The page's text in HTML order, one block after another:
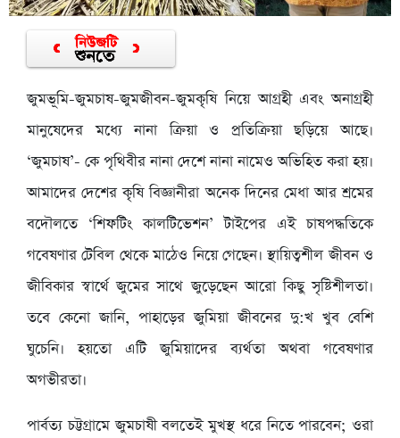
জুমভূমি-জুমচাষ-জুমজীবন-জুমকৃষি নিয়ে আগ্রহী এবং অনাগ্রহী
মানুষেদের মধ্যে নানা ক্রিয়া ও প্রতিক্রিয়া ছড়িয়ে আছে।
‘জুমচাষ’- কে পৃথিবীর নানা দেশে নানা নামেও অভিহিত করা হয়।
আমাদের দেশের কৃষি বিজ্ঞানীরা অনেক দিনের মেধা আর শ্রমের
বদৌলতে ‘শিফটিং কালটিভেশন’ টাইপের এই চাষপদ্ধতিকে
গবেষণার টেবিল থেকে মাঠেও নিয়ে গেছেন। স্থায়িত্বশীল জীবন ও
জীবিকার স্বার্থে জুমের সাথে জুড়েছেন আরো কিছু সৃষ্টিশীলতা।
তবে কেনো জানি, পাহাড়ের জুমিয়া জীবনের দু:খ খুব বেশি
ঘুচেনি। হয়তো এটি জুমিয়াদের ব্যর্থতা অথবা গবেষণার
অগভীরতা।
পার্বত্য চট্টগ্রামে জুমচাষী বলতেই মুখস্থ ধরে নিতে পারবেন; ওরা